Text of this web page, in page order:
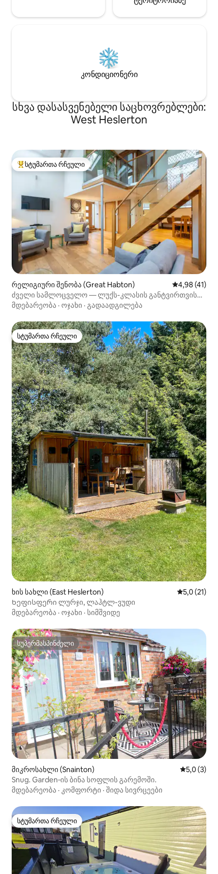
კონდიციონერი
სხვა დასასვენებელი საცხოვრებლები:
West Heslerton
სტუმართა რჩეული მოწინავე ვარიანტი
სტუმართა რჩეული
რელიგიური შენობა (Great Habton) საშუალო
4,98 (41)
ძველი სამლოცველო — ლუქს-კლასის განტვირთვის
ადგილი
მდებარეობა · ოჯახი · გადაადგილება
სტუმართა რჩეული
სტუმართა რჩეული
ხის სახლი (East Heslerton) საშუალო
5,0 (21)
Ხეფისფერი ლურჯი, ლაჰტლ-ვუდი
მდებარეობა · ოჯახი · სიმშვიდე
სუპერმასპინძელი
სუპერმასპინძელი
მიკროსახლი (Snainton) საშუალო
5,0 (3)
Snug. Garden‑ის ბინა სოფლის გარემოში.
მდებარეობა · კომფორტი · შიდა სივრცეები
სტუმართა რჩეული
სტუმართა რჩეული